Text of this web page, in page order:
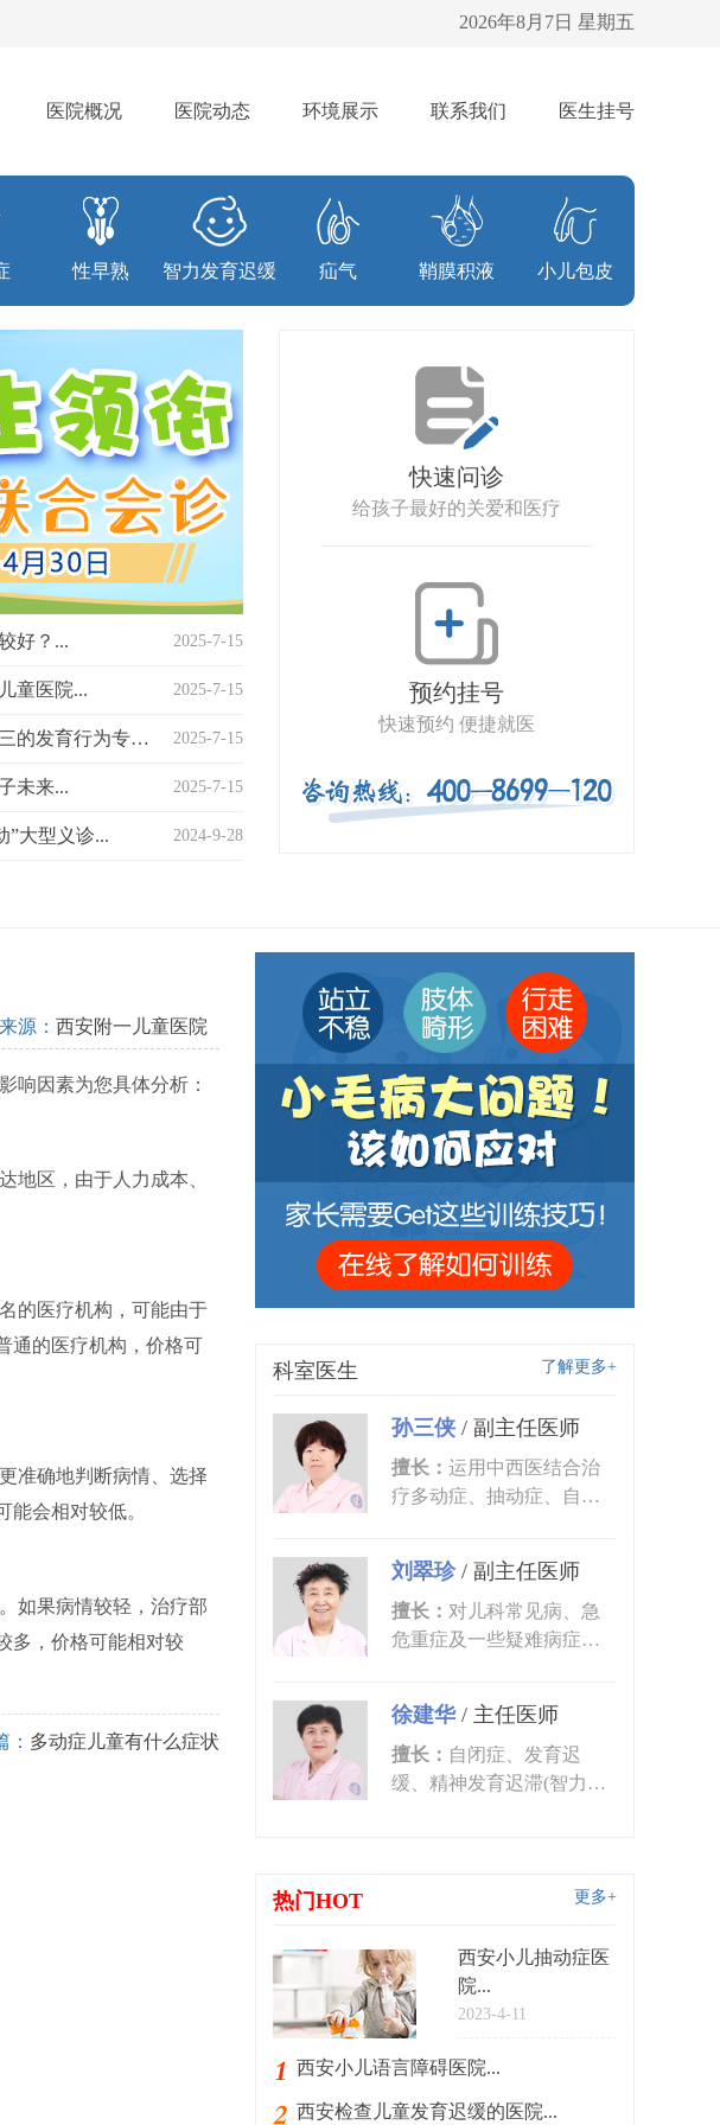
2026年8月7日 星期五
医院概况 医院动态 环境展示 联系我们 医生挂号
性早熟 智力发育迟缓 疝气 鞘膜积液 小儿包皮
好？... 2025-7-15
童医院... 2025-7-15
西安哪家医院儿童医院评价好—西安排名前三的发育行为专科医院？... 2025-7-15
未来... 2025-7-15
”大型义诊... 2024-9-28
快速问诊
给孩子最好的关爱和医疗
预约挂号
快速预约 便捷就医
源： 西安附一儿童医院
响因素为您具体分析：
地区，由于人力成本、
的医疗机构，可能由于
通的医疗机构，价格可
准确地判断病情、选择
会相对较低。
如果病情较轻，治疗部
多，价格可能相对较
： 多动症儿童有什么症状
了解更多+
科室医生
孙三侠 / 副主任医师
擅长： 运用中西医结合治
疗多动症、抽动症、自闭
刘翠珍/ 副主任医师
擅长： 对儿科常见病、急
危重症及一些疑难病症的
徐建华/ 主任医师
擅长： 自闭症、发育迟
缓、精神发育迟滞(智力低
更多+
热门HOT
西安小儿抽动症医
院...
2023-4-11
西安小儿语言障碍医院...
西安检查儿童发育迟缓的医院...